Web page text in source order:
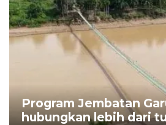
Program Jembatan
hubungkan lebih dari